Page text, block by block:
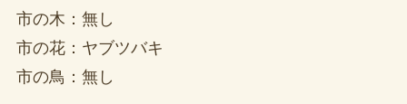
市の木：無し
市の花：ヤブツバキ
市の鳥：無し